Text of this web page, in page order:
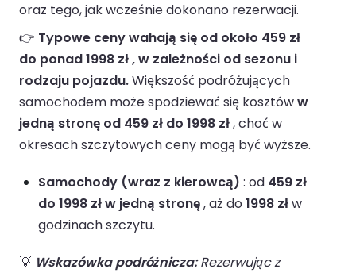
oraz tego, jak wcześnie dokonano rezerwacji.
👉 Typowe ceny wahają się od około 459 zł
do ponad 1998 zł , w zależności od sezonu i
rodzaju pojazdu.Większość podróżujących
samochodem może spodziewać się kosztóww
jedną stronę od 459 zł do 1998 zł, choć w
okresach szczytowych ceny mogą być wyższe.
Samochody (wraz z kierowcą) : od 459 zł
do 1998 zł w jedną stronę, aż do 1998 złw
godzinach szczytu.
💡 Wskazówka podróżnicza:Rezerwując z